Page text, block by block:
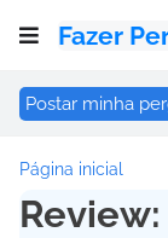
Fazer
Postar minha
Página inicial